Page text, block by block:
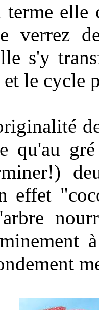
elle
verrez
s'y
le cycle
qu'au
effet